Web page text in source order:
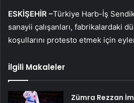
ESKİŞEHİR –Türkiye Harb-İş
sanayii çalışanları, fabrikalardaki
koşullarını protesto etmek için
İlgili Makaleler
Zümra Rezzan